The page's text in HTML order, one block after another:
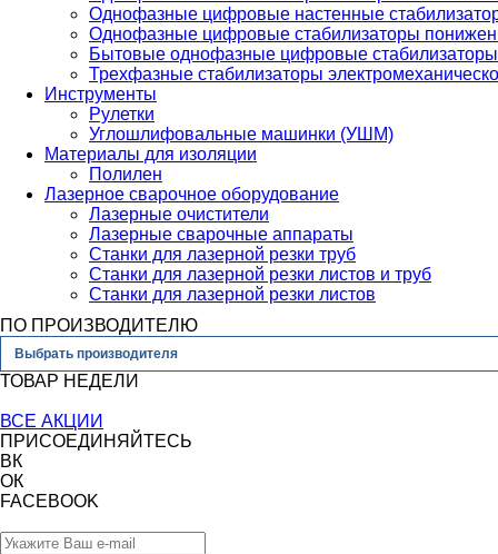
Однофазные цифровые настенные
Однофазные цифровые стабилизаторы
Бытовые однофазные цифровые стабилизаторы
Трехфазные стабилизаторы
Инструменты
Рулетки
Углошлифовальные машинки (УШМ)
Материалы для изоляции
Полилен
Лазерное сварочное оборудование
Лазерные очистители
Лазерные сварочные аппараты
Станки для лазерной резки труб
Станки для лазерной резки листов и труб
Станки для лазерной резки листов
ПО ПРОИЗВОДИТЕЛЮ
Выбрать производителя
ТОВАР НЕДЕЛИ
ВСЕ АКЦИИ
ПРИСОЕДИНЯЙТЕСЬ
ВК
ОК
FACEBOOK